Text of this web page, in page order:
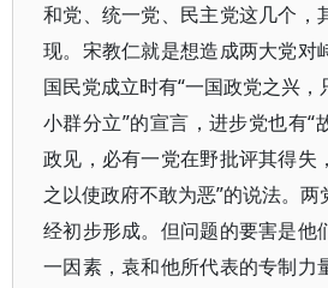
和党、统一党、民主党这几个，
现。宋教仁就是想造成两大党对
国民党成立时有“一国政党之兴
小群分立”的宣言，进步党也有“
政见，必有一党在野批评其得失
之以使政府不敢为恶”的说法。
经初步形成。但问题的要害是他
一因素，袁和他所代表的专制力